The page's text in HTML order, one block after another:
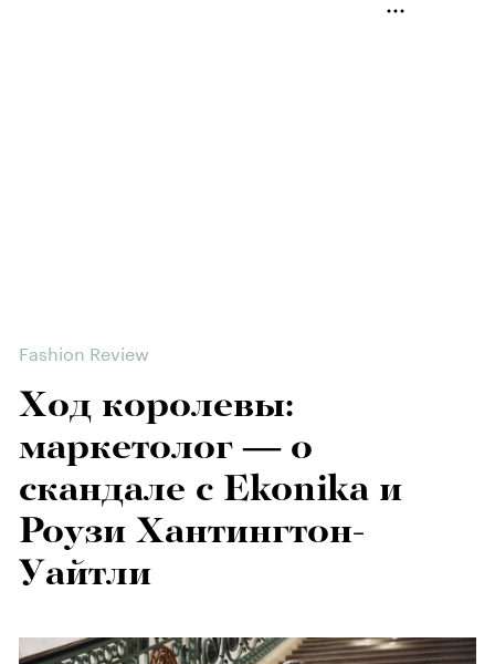
Fashion Review
Ход королевы:
маркетолог — о
скандале с Ekonika и
Роузи Хантингтон-
Уайтли